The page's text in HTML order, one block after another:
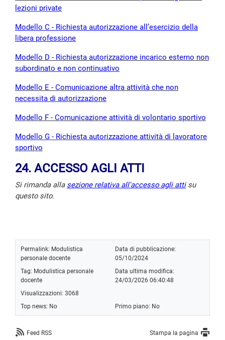
lezioni private
Modello C - Richiesta autorizzazione all’esercizio della
libera professione
Modello D - Richiesta autorizzazione incarico esterno non
subordinato e non continuativo
Modello E - Comunicazione altra attività che non
necessita di autorizzazione
Modello F - Comunicazione attività di volontario sportivo
Modello G - Richiesta autorizzazione attività di lavoratore
sportivo
24. ACCESSO AGLI ATTI
Si rimanda alla sezione relativa all'accesso agli atti su
questo sito.
Permalink: Modulistica
personale docente
Data di pubblicazione:
05/10/2024
Tag: Modulistica personale
docente
Data ultima modifica:
24/03/2026 06:40:48
Visualizzazioni: 3068
Top news: No
Primo piano: No
Feed RSS Stampa la pagina